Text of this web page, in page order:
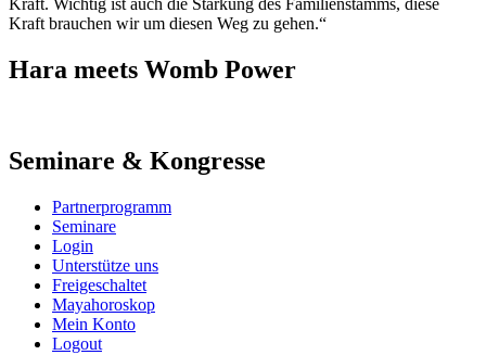
Kraft brauchen wir um diesen Weg zu gehen.“
Hara meets Womb Power
Seminare & Kongresse
Partnerprogramm
Seminare
Login
Unterstütze uns
Freigeschaltet
Mayahoroskop
Mein Konto
Logout